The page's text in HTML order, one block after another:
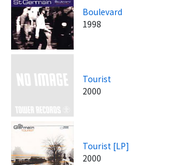
Boulevard
1998
Tourist
2000
Tourist [LP]
2000